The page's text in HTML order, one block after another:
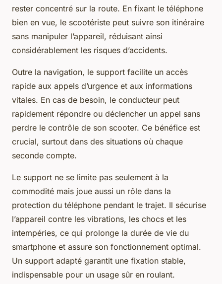
rester concentré sur la route. En fixant le téléphone
bien en vue, le scootériste peut suivre son itinéraire
sans manipuler l’appareil, réduisant ainsi
considérablement les risques d’accidents.
Outre la navigation, le support facilite un accès
rapide aux appels d’urgence et aux informations
vitales. En cas de besoin, le conducteur peut
rapidement répondre ou déclencher un appel sans
perdre le contrôle de son scooter. Ce bénéfice est
crucial, surtout dans des situations où chaque
seconde compte.
Le support ne se limite pas seulement à la
commodité mais joue aussi un rôle dans la
protection du téléphone pendant le trajet. Il sécurise
l’appareil contre les vibrations, les chocs et les
intempéries, ce qui prolonge la durée de vie du
smartphone et assure son fonctionnement optimal.
Un support adapté garantit une fixation stable,
indispensable pour un usage sûr en roulant.